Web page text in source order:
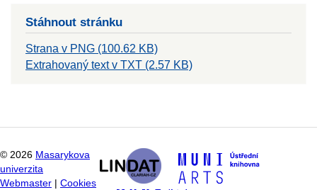
Stáhnout stránku
Strana v PNG (100.62 KB)
Extrahovaný text v TXT (2.57 KB)
© 2026 Masarykova
univerzita
Webmaster
Cookies